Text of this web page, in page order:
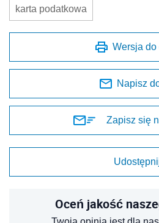
karta podatkowa
Wersja do
Napisz
Zapisz się
Oceń jakość